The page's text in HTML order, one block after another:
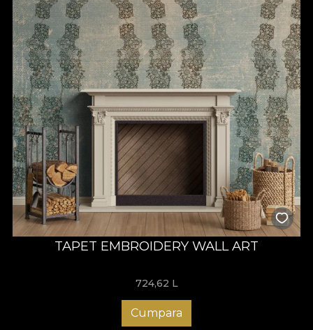
TAPET EMBROIDERY WALL ART
724,62 L
Cumpara